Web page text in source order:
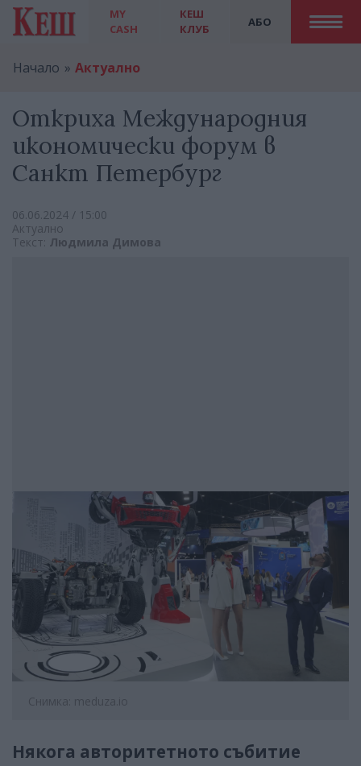
MY
CASH
АБО
КЕШ
КЛУБ
Начало Актуално
Откриха Международния
икономически форум в
Санкт Петербург
06.06.2024 / 15:00
Актуално
Текст: Людмила Димова
Снимка: meduza.io
Някога авторитетното събитие